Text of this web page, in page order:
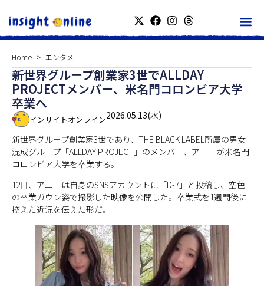
Home エンタメ
新世界グループ創業家3世でALLDAY
PROJECTメンバー、米名門コロンビア大学
卒業へ
インサイトオンライン2026.05.13(水)
新世界グループ創業家3世であり、THE BLACK LABEL所属の男女
混成グループ「ALLDAY PROJECT」のメンバー、アニーが米名門
コロンビア大学を卒業する。
12日、アニーは自身のSNSアカウントに「D-7」と投稿し、空色
の卒業ガウン姿で撮影した映像を公開した。卒業式を1週間後に
控えた近況を伝えた形だ。